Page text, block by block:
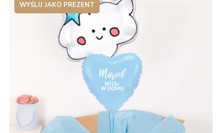
WYŚLIJ JAKO PREZENT